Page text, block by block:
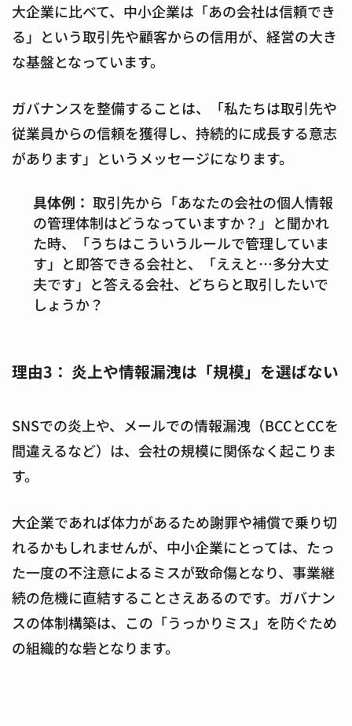
大企業に比べて、中小企業は「あの会社は信頼でき
る」という取引先や顧客からの信用が、経営の大き
な基盤となっています。
ガバナンスを整備することは、「私たちは取引先や
従業員からの信頼を獲得し、持続的に成長する意志
があります」というメッセージになります。
具体例： 取引先から「あなたの会社の個人情報
の管理体制はどうなっていますか？」と聞かれ
た時、「うちはこういうルールで管理していま
す」と即答できる会社と、「ええと…多分大丈
夫です」と答える会社、どちらと取引したいで
しょうか？
理由3： 炎上や情報漏洩は「規模」を選ばない
SNSでの炎上や、メールでの情報漏洩（BCCとCCを
間違えるなど）は、会社の規模に関係なく起こりま
す。
大企業であれば体力があるため謝罪や補償で乗り切
れるかもしれませんが、中小企業にとっては、たっ
た一度の不注意によるミスが致命傷となり、事業継
続の危機に直結することさえあるのです。ガバナン
スの体制構築は、この「うっかりミス」を防ぐため
の組織的な砦となります。